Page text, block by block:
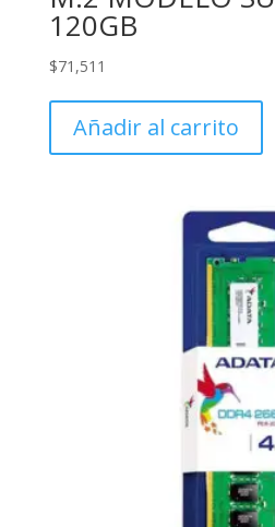
120GB
$71,511
Añadir al carrito